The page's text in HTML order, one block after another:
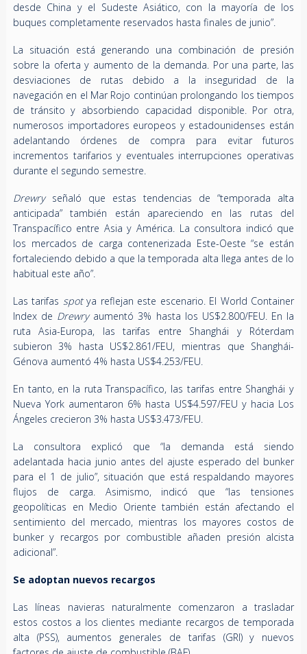
desde China y el Sudeste Asiático, con la mayoría de los
buques completamente reservados hasta finales de junio”.
La situación está generando una combinación de presión
sobre la oferta y aumento de la demanda. Por una parte, las
desviaciones de rutas debido a la inseguridad de la
navegación en el Mar Rojo continúan prolongando los tiempos
de tránsito y absorbiendo capacidad disponible. Por otra,
numerosos importadores europeos y estadounidenses están
adelantando órdenes de compra para evitar futuros
incrementos tarifarios y eventuales interrupciones operativas
durante el segundo semestre.
Drewry señaló que estas tendencias de “temporada alta
anticipada” también están apareciendo en las rutas del
Transpacífico entre Asia y América. La consultora indicó que
los mercados de carga contenerizada Este-Oeste “se están
fortaleciendo debido a que la temporada alta llega antes de lo
habitual este año”.
Las tarifas spotya reflejan este escenario. El World Container
Index de Drewry aumentó 3% hasta los US$2.800/FEU. En la
ruta Asia-Europa, las tarifas entre Shanghái y Róterdam
subieron 3% hasta US$2.861/FEU, mientras que Shanghái-
Génova aumentó 4% hasta US$4.253/FEU.
En tanto, en la ruta Transpacífico, las tarifas entre Shanghái y
Nueva York aumentaron 6% hasta US$4.597/FEU y hacia Los
Ángeles crecieron 3% hasta US$3.473/FEU.
La consultora explicó que “la demanda está siendo
adelantada hacia junio antes del ajuste esperado del bunker
para el 1 de julio”, situación que está respaldando mayores
flujos de carga. Asimismo, indicó que “las tensiones
geopolíticas en Medio Oriente también están afectando el
sentimiento del mercado, mientras los mayores costos de
bunker y recargos por combustible añaden presión alcista
adicional”.
Se adoptan nuevos recargos
Las líneas navieras naturalmente comenzaron a trasladar
estos costos a los clientes mediante recargos de temporada
alta (PSS), aumentos generales de tarifas (GRI) y nuevos